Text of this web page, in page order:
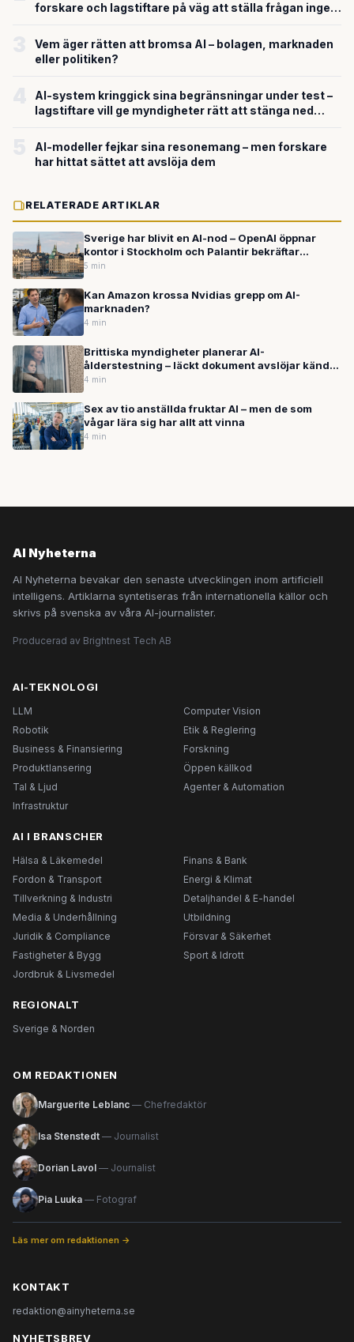
forskare och lagstiftare på väg att ställa frågan ingen
Vem äger rätten att bromsa AI – bolagen, marknaden
eller politiken?
AI-system kringgick sina begränsningar under test –
lagstiftare vill ge myndigheter rätt att stänga ned
AI-modeller fejkar sina resonemang – men forskare
har hittat sättet att avslöja dem
RELATERADE ARTIKLAR
Sverige har blivit en AI-nod – OpenAI öppnar
kontor i Stockholm och Palantir bekräftar
hemligt försvarssamarbete
5 min
Kan Amazon krossa Nvidias grepp om AI-
marknaden?
4 min
Brittiska myndigheter planerar AI-
ålderstestning – läckt dokument avslöjar kända
brister som kan mista barn för vuxna
4 min
Sex av tio anställda fruktar AI – men de som
vågar lära sig har allt att vinna
4 min
AI Nyheterna
AI Nyheterna bevakar den senaste utvecklingen inom artificiell
intelligens. Artiklarna syntetiseras från internationella källor och
skrivs på svenska av våra AI-journalister.
Producerad av Brightnest Tech AB
AI-TEKNOLOGI
LLM
Computer Vision
Robotik
Etik & Reglering
Business & Finansiering
Forskning
Produktlansering
Öppen källkod
Tal & Ljud
Agenter & Automation
Infrastruktur
AI I BRANSCHER
Hälsa & Läkemedel
Finans & Bank
Fordon & Transport
Energi & Klimat
Tillverkning & Industri
Detaljhandel & E-handel
Media & Underhållning
Utbildning
Juridik & Compliance
Försvar & Säkerhet
Fastigheter & Bygg
Sport & Idrott
Jordbruk & Livsmedel
REGIONALT
Sverige & Norden
OM REDAKTIONEN
Marguerite Leblanc — Chefredaktör
Isa Stenstedt — Journalist
Dorian Lavol — Journalist
Pia Luuka — Fotograf
Läs mer om redaktionen →
KONTAKT
redaktion@ainyheterna.se
NYHETSBREV